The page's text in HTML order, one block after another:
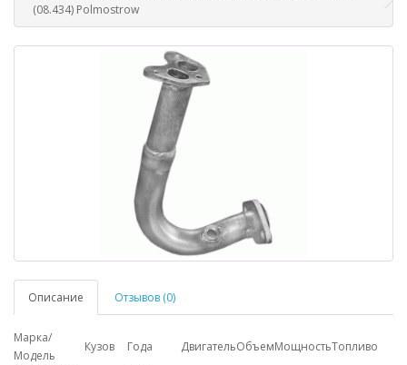
(08.434) Polmostrow
Описание Отзывов (0)
Марка/
Модель
Кузов Года ДвигательОбъемМощностьТопливо